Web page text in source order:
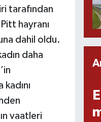
tarafından
hayranı
dahil oldu.
daha
vaatleri